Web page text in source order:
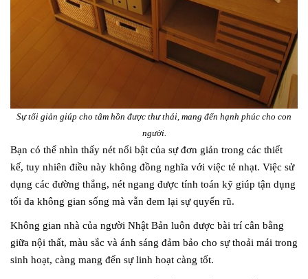
Sự tối giản giúp cho tâm hồn được thư thái, mang đến hạnh phúc cho con
người.
Bạn có thể nhìn thấy nét nổi bật của sự đơn giản trong các thiết
kế, tuy nhiên điều này không đồng nghĩa với việc tẻ nhạt. Việc sử
dụng các đường thẳng, nét ngang được tính toán kỹ giúp tận dụng
tối đa không gian sống mà vẫn đem lại sự quyến rũ.
Không gian nhà của người Nhật Bản luôn được bài trí cân bằng
giữa nội thất, màu sắc và ánh sáng đảm bảo cho sự thoải mái trong
sinh hoạt, càng mang đến sự linh hoạt càng tốt.